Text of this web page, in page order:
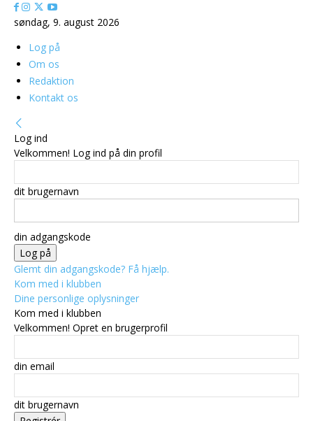
søndag, 9. august 2026
Log på
Om os
Redaktion
Kontakt os
Log ind
Velkommen! Log ind på din profil
dit brugernavn
din adgangskode
Glemt din adgangskode? Få hjælp.
Kom med i klubben
Dine personlige oplysninger
Kom med i klubben
Velkommen! Opret en brugerprofil
din email
dit brugernavn